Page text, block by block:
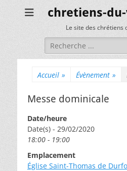
chretiens-
Le site des chrétiens
Rechercher :
Accueil » Évènement »
Messe dominicale
Date/heure
Date(s) - 29/02/2020
18:00 - 19:00
Emplacement
Église Saint-Thomas de